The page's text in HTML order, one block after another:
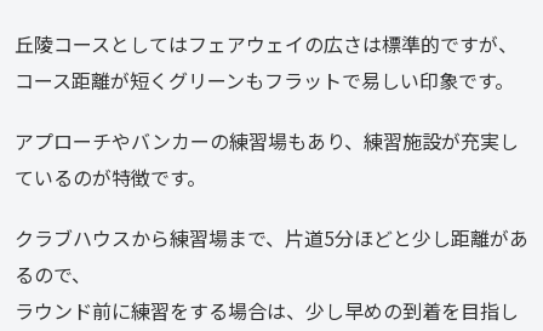
丘陵コースとしてはフェアウェイの広さは標準的ですが、
コース距離が短くグリーンもフラットで易しい印象です。
アプローチやバンカーの練習場もあり、練習施設が充実し
ているのが特徴です。
クラブハウスから練習場まで、片道5分ほどと少し距離があ
るので、
ラウンド前に練習をする場合は、少し早めの到着を目指し